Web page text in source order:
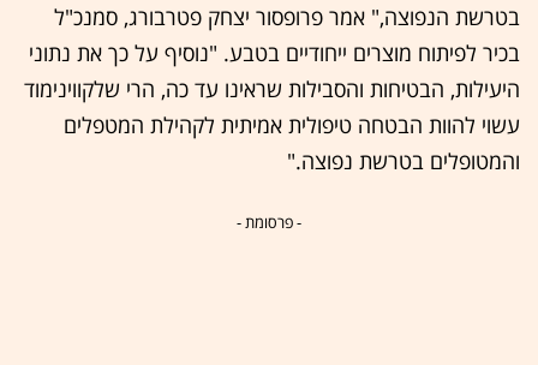
בטרשת הנפוצה," אמר פרופסור יצחק פטרבורג, סמנכ"ל
בכיר לפיתוח מוצרים ייחודיים בטבע. "נוסיף על כך את נתוני
היעילות, הבטיחות והסבילות שראינו עד כה, הרי שלקווינימוד
עשוי להוות הבטחה טיפולית אמיתית לקהילת המטפלים
והמטופלים בטרשת נפוצה."
- פרסומת -